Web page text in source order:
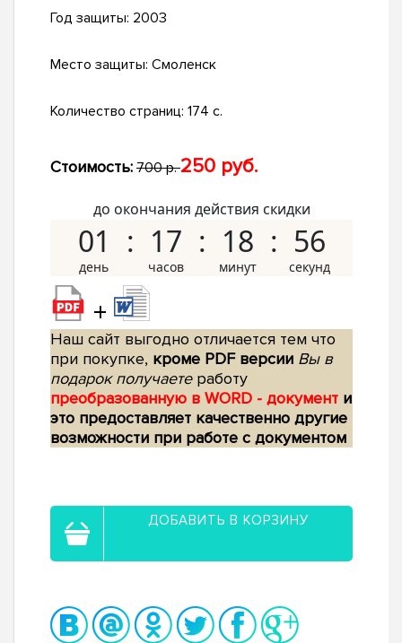
Год защиты: 2003
Место защиты: Смоленск
Количество страниц: 174 с.
Стоимость: 700 р.250 руб.
до окончания действия скидки
01 17 18 55
+
Наш сайт выгодно отличается тем что
при покупке, кроме PDF версии Вы в
подарок получаетеработу
преобразованную в WORD - документ и
это предоставляет качественно другие
возможности при работе с документом
ДОБАВИТЬ В КОРЗИНУ